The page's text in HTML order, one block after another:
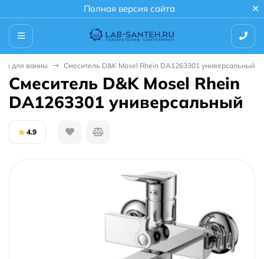
Полная версия сайта
для ванны Смеситель D&K Mosel Rhein DA1263301 универсальный
Смеситель D&K Mosel Rhein
DA1263301 универсальный
4.9